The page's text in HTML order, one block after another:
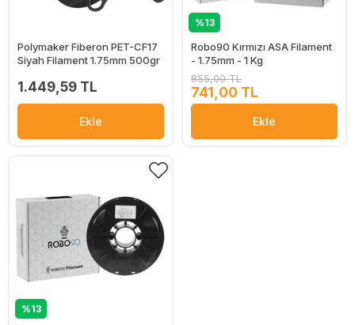
Polymaker Fiberon PET-CF17
Siyah Filament 1.75mm 500gr
1.449,59 TL
Ekle
%13
Robo90 Kırmızı ASA Filament
- 1.75mm - 1 Kg
855,00 TL
741,00 TL
Ekle
%13